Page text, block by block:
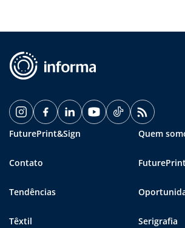
FuturePrint&Sign Quem
Contato
Tendências
Têxtil Serigrafia